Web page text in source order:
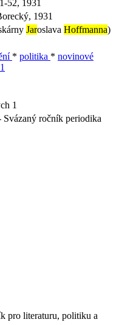
52, 1931
1931
Jaroslava Hoffmanna)
* politika * novinové
1
ročník periodika
pro literaturu, politiku a